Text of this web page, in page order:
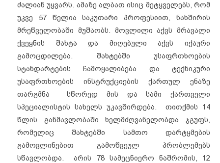
ძალიან უყვარს. ამაზე ალბათ ისიც მეტყველებს, რომ
უკვე 57 წელია საკუთარი პროფესიით, ნახშირის
მრეწველობაში მუშაობს. მოვლილი აქვს მრავალი
ქვეყნის შახტა და მიღებული აქვს იქაური
გამოცდილება. შახტებში უსაფრთხოების
სტანდარტების ჩამოყალიბება და ტექნიკური
უსაფრთხოების ინსტრუქციების ქართულ ენაზე
თარგმნა სწორედ მის და სამი ქართველი
სპეციალისტის სახელს უკავშირდება. თითქმის 14
წლის განმავლობაში ხელმძღვანელობდა ჯგუფს,
რომელიც შახტებში სამთო დარტყმების
გამოვლინებით გამოწვეულ პრობლემებს
სწავლობდა. არის 78 სამეცნიერო ნაშრომის, 12